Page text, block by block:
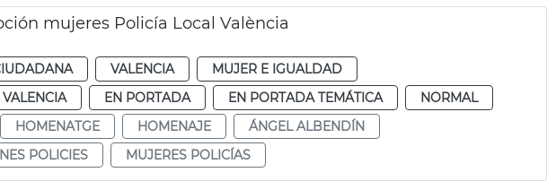
mujeres Policía Local València
VALENCIA
MUJER E IGUALDAD
VALENCIA EN PORTADA EN PORTADA TEMÁTICA
NORMAL
HOMENATGE HOMENAJE
ÁNGEL ALBENDÍN
POLICIES MUJERES POLICÍAS